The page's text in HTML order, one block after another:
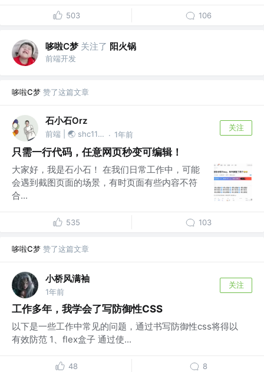
503 106
哆啦C梦 关注了 阳火锅
前端开发
哆啦C梦 赞了这篇文章
石小石Orz
前端 | 🌏 shc1139874527 · 1年前
关注
只需一行代码，任意网页秒变可编辑！
大家好，我是石小石！ 在我们日常工作中，可能
会遇到截图页面的场景，有时页面有些内容不符
合...
535 103
哆啦C梦 赞了这篇文章
小桥风满袖
1年前
关注
工作多年，我学会了写防御性CSS
以下是一些工作中常见的问题，通过书写防御性css将得以
有效防范 1、flex盒子 通过使...
48 8